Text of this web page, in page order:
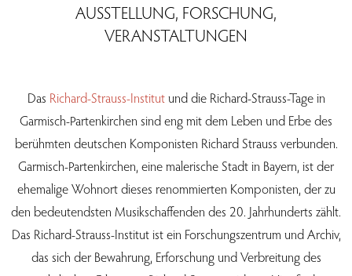
AUSSTELLUNG, FORSCHUNG,
VERANSTALTUNGEN
Das Richard-Strauss-Institutund die Richard-Strauss-Tage in
Garmisch-Partenkirchen sind eng mit dem Leben und Erbe des
berühmten deutschen Komponisten Richard Strauss verbunden.
Garmisch-Partenkirchen, eine malerische Stadt in Bayern, ist der
ehemalige Wohnort dieses renommierten Komponisten, der zu
den bedeutendsten Musikschaffenden des 20. Jahrhunderts zählt.
Das Richard-Strauss-Institut ist ein Forschungszentrum und Archiv,
das sich der Bewahrung, Erforschung und Verbreitung des